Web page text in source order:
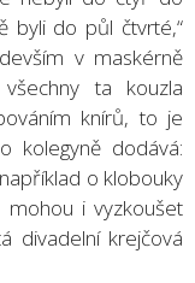
byli do půl čtvrté,“
v maskérně
ta kouzla
knírů, to je
kolegyně dodává:
o klobouky
mohou i vyzkoušet
divadelní krejčová